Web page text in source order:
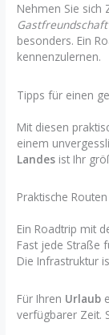
Nehmen Sie sich
Gastfreundschaft
besonders. Ein
kennenzulernen.
Tipps für einen
Mit diesen
einem
Landes ist Ihr
Praktische
Ein Roadtrip mit
Fast jede Straße
Die Infrastruktur
Für Ihren Urlaub
verfügbarer Zeit.